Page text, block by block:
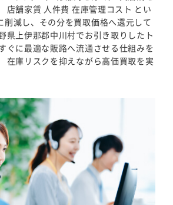
店舗家賃 人件費 在庫管理コスト とい
削減し、その分を買取価格へ還元して
県上伊那郡中川村でお引き取りしたト
ぐに最適な販路へ流通させる仕組みを
在庫リスクを抑えながら高価買取を実